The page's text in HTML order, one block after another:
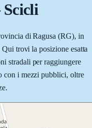
Scicli
di Ragusa (RG), in
trovi la posizione esatta
stradali per raggiungere
con i mezzi pubblici, oltre